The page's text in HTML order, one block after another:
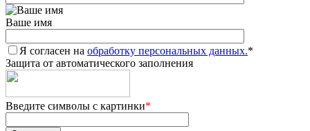
Ваше имя
Я согласен на обработку персональных данных.*
Защита от автоматического заполнения
Введите символы с картинки*